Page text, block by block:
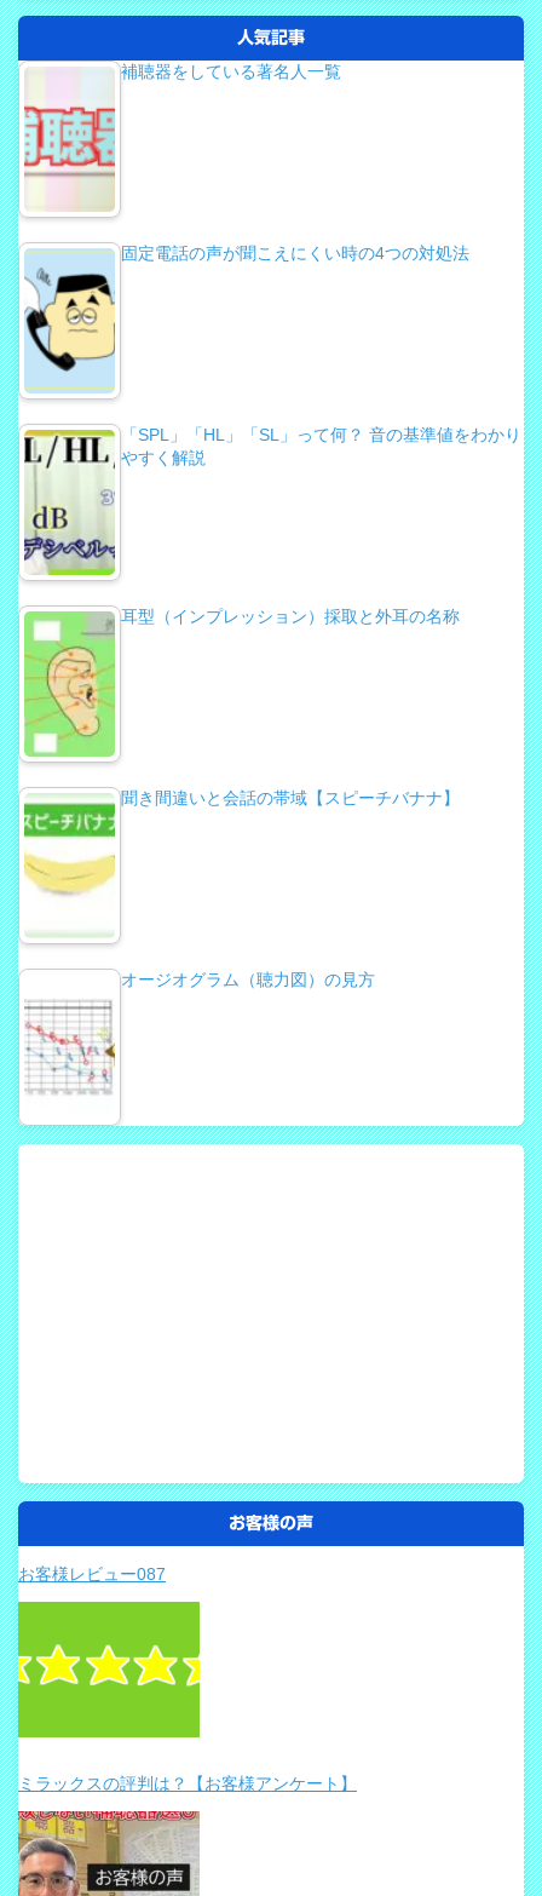
人気記事
補聴器をしている著名人一覧
固定電話の声が聞こえにくい時の4つの対処法
「SPL」「HL」「SL」って何？ 音の基準値をわかり
やすく解説
耳型（インプレッション）採取と外耳の名称
聞き間違いと会話の帯域【スピーチバナナ】
オージオグラム（聴力図）の見方
お客様の声
お客様レビュー087
ミラックスの評判は？【お客様アンケート】